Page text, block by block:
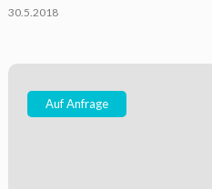
30.5.2018
Auf Anfrage